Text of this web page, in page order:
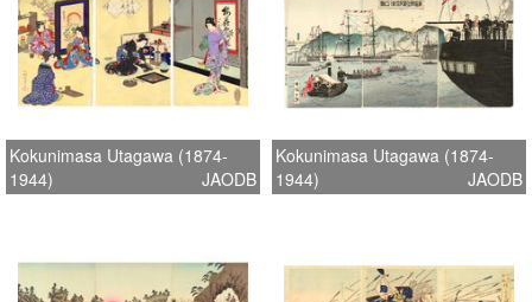
Kokunimasa Utagawa (1874-
1944)
JAODB
Kokunimasa Utagawa (1874-
1944)
JAODB